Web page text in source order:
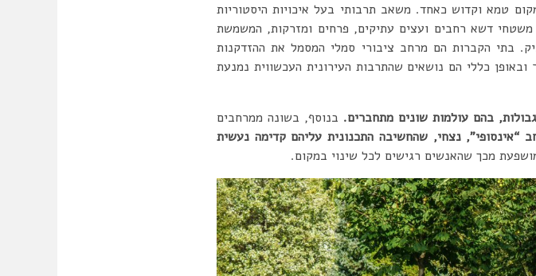
טמא וקדוש כאחד. משאב תרבותי בעל איכויות היסטוריות
משטחי דשא רחבים ועצים עתיקים, פרחים ומזרקות, המשמשת
בתי הקברות הם מרחב ציבורי סמלי המסמל את ההזדקנות
כללי הם נושאים שהתרבות העירונית העכשווית נמנעת
בהם עולמות שונים מתחברים. בנוסף, בשונה ממרחבים
“אינסופי”, נצחי, שהחשיבה התכנונית עליהם קדימה נעשית
מכך שהאנשים רגישים לכל שינוי במקום.